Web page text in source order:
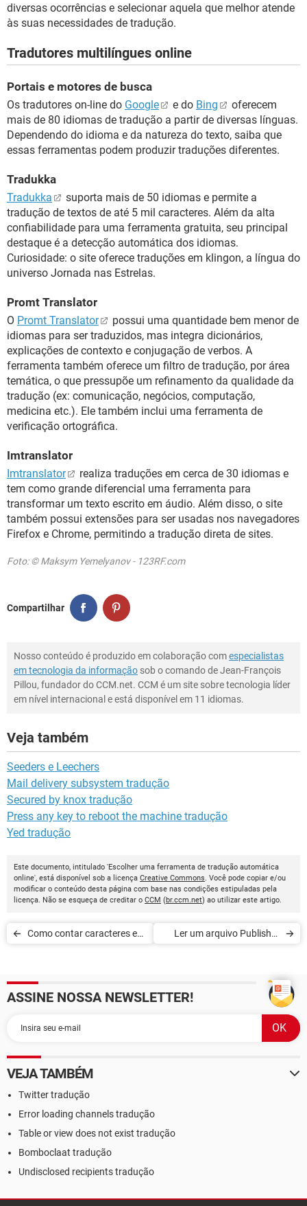
diversas ocorrências e selecionar aquela que melhor atende
às suas necessidades de tradução.
Tradutores multilíngues online
Portais e motores de busca
Os tradutores on-line do Google e do Bing
oferecem
mais de 80 idiomas de tradução a partir de diversas línguas.
Dependendo do idioma e da natureza do texto, saiba que
essas ferramentas podem produzir traduções diferentes.
Tradukka
Tradukka
suporta mais de 50 idiomas e permite a
tradução de textos de até 5 mil caracteres. Além da alta
confiabilidade para uma ferramenta gratuita, seu principal
destaque é a detecção automática dos idiomas.
Curiosidade: o site oferece traduções em klingon, a língua do
universo Jornada nas Estrelas.
Promt Translator
O Promt Translator
possui uma quantidade bem menor de
idiomas para ser traduzidos, mas integra dicionários,
explicações de contexto e conjugação de verbos. A
ferramenta também oferece um filtro de tradução, por área
temática, o que pressupõe um refinamento da qualidade da
tradução (ex: comunicação, negócios, computação,
medicina etc.). Ele também inclui uma ferramenta de
verificação ortográfica.
Imtranslator
Imtranslator
realiza traduções em cerca de 30 idiomas e
tem como grande diferencial uma ferramenta para
transformar um texto escrito em áudio. Além disso, o site
também possui extensões para ser usadas nos navegadores
Firefox e Chrome, permitindo a tradução direta de sites.
Foto: © Maksym Yemelyanov - 123RF.com
Compartilhar
Nosso conteúdo é produzido em colaboração comespecialistas
em tecnologia da informação sob o comando de Jean-François
Pillou, fundador do CCM.net. CCM é um site sobre tecnologia líder
em nível internacional e está disponível em 11 idiomas.
Veja também
Seeders e Leechers
Mail delivery subsystem tradução
Secured by knox tradução
Press any key to reboot the machine tradução
Yed tradução
Este documento, intitulado 'Escolher uma ferramenta de tradução automática
online', está disponível sob a licença Creative Commons. Você pode copiar e/ou
modificar o conteúdo desta página com base nas condições estipuladas pela
licença. Não se esqueça de creditar o CCM (br.ccm.net) ao utilizar este artigo.
Como contar caracteres e
Ler um arquivo Publisher
ASSINE NOSSA NEWSLETTER!
VEJA TAMBÉM
Twitter tradução
Error loading channels tradução
Table or view does not exist tradução
Bomboclaat tradução
Undisclosed recipients tradução